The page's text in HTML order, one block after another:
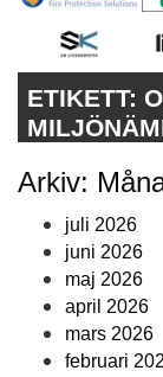
VÅRA ANDRA
ANNONSERA
ETIKETT:
Arkiv:
juli 2026
juni 2026
maj 2026
april 2026
mars 2026
februari